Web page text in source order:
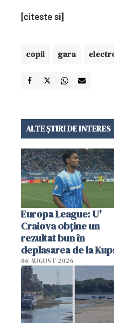
[citeste si]
copil gara
ALTE ȘTIRI DE INTERES
Europa League: U'
Craiova obține un
rezultat bun în
deplasarea de la
06 AUGUST 2026